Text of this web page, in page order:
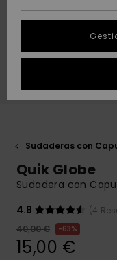
SOSTENIBILIDAD
Sudaderas con
Quik Globe
Sudadera con
4.8
(4
40,00 €
63%
15,00 €